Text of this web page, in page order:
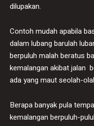
dilupakan.
Contoh mudah apabila
dalam lubang barulah
berpuluh malah beratus
kemalangan akibat jalan
ada yang maut seolah-
Berapa banyak pula
kemalangan berpuluh-